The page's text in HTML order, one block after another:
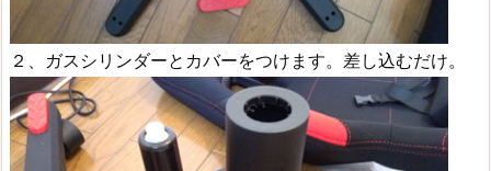
２、ガスシリンダーとカバーをつけます。差し込むだけ。